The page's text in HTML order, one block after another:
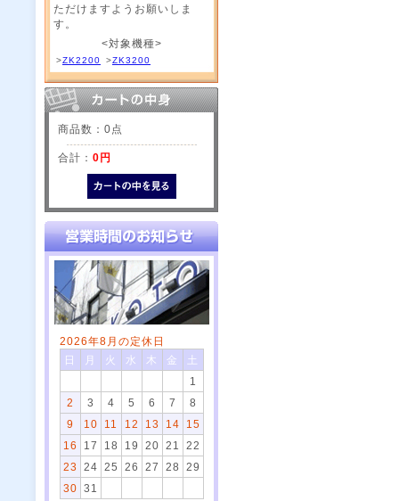
ただけますようお願いしま
す。
<対象機種>
>ZK2200 >ZK3200
商品数：0点
合計： 0円
2026年8月の定休日
日
月 火 水 木 金
土
1
2
3 4 5 6 7
8
9
10 11 12 13 14
15
16
17 18 19 20 21
22
23
24 25 26 27 28
29
30
31